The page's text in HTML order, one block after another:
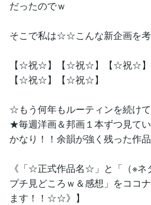
だったのでｗ
そこで私は☆☆こんな新企画を
【☆祝☆】【☆祝☆】【☆祝☆
【☆祝☆】【☆祝☆】
☆もう何年もルーティンを続け
★毎週洋画＆邦画１本ずつ見て
かなり！！余韻が強く残った作
《「☆正式作品名☆」と「（※ネ
プチ見どころｗ＆感想」をココ
ます！！☆☆》】